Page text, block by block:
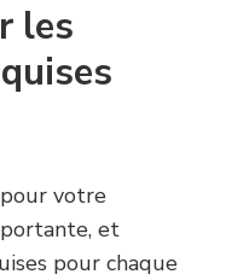
les
votre
et
pour chaque